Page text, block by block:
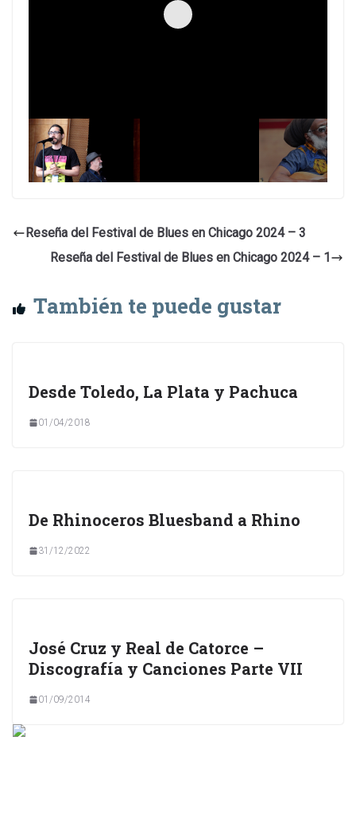
Reseña del Festival de Blues en Chicago 2024 – 3
Reseña del Festival de Blues en Chicago 2024 – 1
También te puede gustar
Desde Toledo, La Plata y Pachuca
01/04/2018
De Rhinoceros Bluesband a Rhino
31/12/2022
José Cruz y Real de Catorce –
Discografía y Canciones Parte VII
01/09/2014